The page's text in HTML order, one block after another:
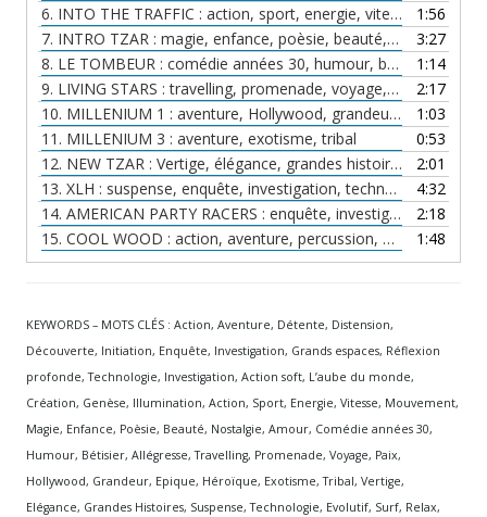
6. INTO THE TRAFFIC : action, sport, energie, vitessse, mouvement
1:56
7. INTRO TZAR : magie, enfance, poèsie, beauté, nostalgie, amour
3:27
8. LE TOMBEUR : comédie années 30, humour, bétisier, allégresse
1:14
9. LIVING STARS : travelling, promenade, voyage, paix
2:17
10. MILLENIUM 1 : aventure, Hollywood, grandeur, épique, héroique
1:03
11. MILLENIUM 3 : aventure, exotisme, tribal
0:53
12. NEW TZAR : Vertige, élégance, grandes histoires, épique, événements
2:01
13. XLH : suspense, enquête, investigation, technologie, evolutif
4:32
14. AMERICAN PARTY RACERS : enquête, investigation
2:18
15. COOL WOOD : action, aventure, percussion, enquête
1:48
KEYWORDS – MOTS CLÉS : Action, Aventure, Détente, Distension,
Découverte, Initiation, Enquête, Investigation, Grands espaces, Réflexion
profonde, Technologie, Investigation, Action soft, L’aube du monde,
Création, Genèse, Illumination, Action, Sport, Energie, Vitesse, Mouvement,
Magie, Enfance, Poèsie, Beauté, Nostalgie, Amour, Comédie années 30,
Humour, Bétisier, Allégresse, Travelling, Promenade, Voyage, Paix,
Hollywood, Grandeur, Epique, Héroïque, Exotisme, Tribal, Vertige,
Elégance, Grandes Histoires, Suspense, Technologie, Evolutif, Surf, Relax,